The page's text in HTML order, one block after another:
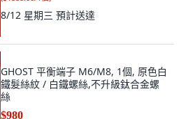
8/12 星期三 預計送達
GHOST 平衡端子 M6/M8, 1個, 原色白
鐵髮絲紋 / 白鐵螺絲,不升級鈦合金螺
絲
$980